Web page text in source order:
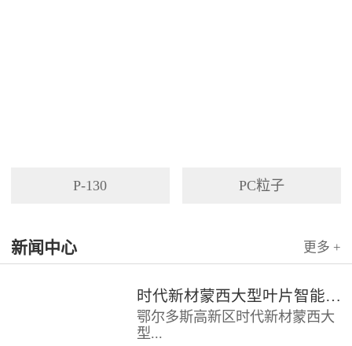
P-130 PC粒子
新闻中心 更多 +
时代新材蒙西大型叶片智能制造基地项目开工
鄂尔多斯高新区时代新材蒙西大
型...